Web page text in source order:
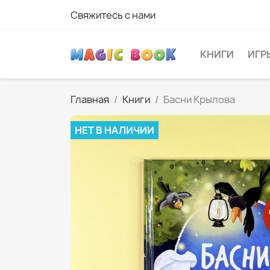
Свяжитесь с нами
КНИГИ
Главная Книги Басни Крылова
НЕТ В НАЛИЧИИ